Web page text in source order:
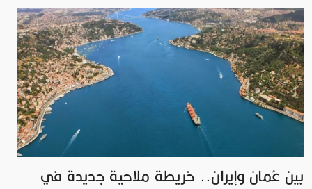
بين عُمان وإيران.. خريطة ملاحية جديدة في